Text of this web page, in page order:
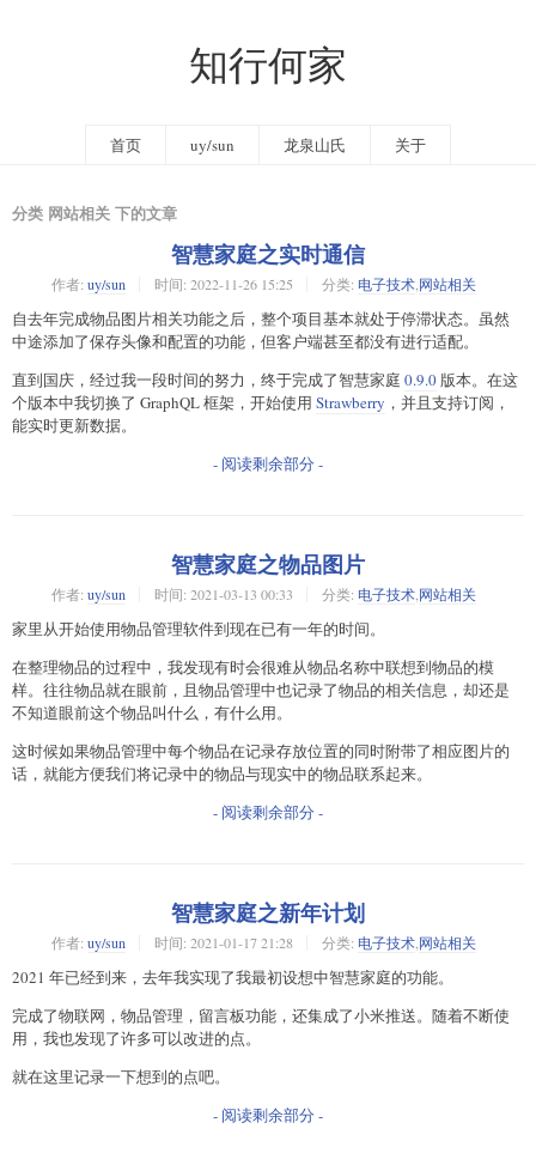
知行何家
首页 uy/sun 龙泉山氏 关于
分类 网站相关 下的文章
智慧家庭之实时通信
作者: uy/sun 时间: 2022-11-26 15:25 分类: 电子技术, 网站相关
自去年完成物品图片相关功能之后，整个项目基本就处于停滞状态。虽然
中途添加了保存头像和配置的功能，但客户端甚至都没有进行适配。
直到国庆，经过我一段时间的努力，终于完成了智慧家庭 0.9.0 版本。在这
个版本中我切换了 GraphQL 框架，开始使用 Strawberry ，并且支持订阅，
能实时更新数据。
- 阅读剩余部分 -
智慧家庭之物品图片
作者: uy/sun 时间: 2021-03-13 00:33 分类: 电子技术, 网站相关
家里从开始使用物品管理软件到现在已有一年的时间。
在整理物品的过程中，我发现有时会很难从物品名称中联想到物品的模
样。往往物品就在眼前，且物品管理中也记录了物品的相关信息，却还是
不知道眼前这个物品叫什么，有什么用。
这时候如果物品管理中每个物品在记录存放位置的同时附带了相应图片的
话，就能方便我们将记录中的物品与现实中的物品联系起来。
- 阅读剩余部分 -
智慧家庭之新年计划
作者: uy/sun 时间: 2021-01-17 21:28 分类: 电子技术, 网站相关
2021 年已经到来，去年我实现了我最初设想中智慧家庭的功能。
完成了物联网，物品管理，留言板功能，还集成了小米推送。随着不断使
用，我也发现了许多可以改进的点。
就在这里记录一下想到的点吧。
- 阅读剩余部分 -